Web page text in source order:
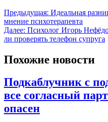
Предыдущая: Идеальная
мнение психотерапевта
Далее: Психолог Игорь
ли проверять телефон супруга
Похожие новости
Подкаблучник с
все согласный
опасен